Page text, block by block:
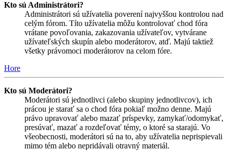
Kto sú Administrátori?
Administrátori sú užívatelia poverení najvyššou kontrolou nad
celým fórom. Títo užívatelia môžu kontrolovať chod fóra
vrátane povoľovania, zakazovania užívateľov, vytvárane
užívateľských skupín alebo moderátorov, atď. Majú taktiež
všetky právomoci moderátorov na celom fóre.
Hore
Kto sú Moderátori?
Moderátori sú jednotlivci (alebo skupiny jednotlivcov), ich
prácou je starať sa o chod fóra pokiaľ možno denne. Majú
právo upravovať alebo mazať príspevky, zamykať/odomykať,
presúvať, mazať a rozdeľovať témy, o ktoré sa starajú. Vo
všeobecnosti, moderátori sú na to, aby užívatelia neprispievali
mimo tém alebo nepridávali otravný materiál.